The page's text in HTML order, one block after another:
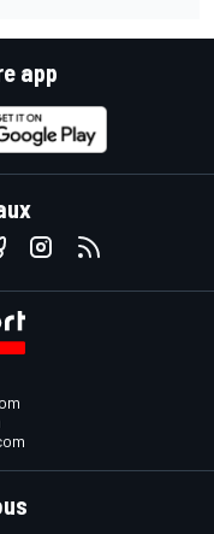
app